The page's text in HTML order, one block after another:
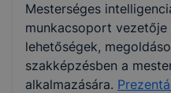
Mesterséges
munkacsoport
lehetőségek,
szakképzésben a
alkalmazására.